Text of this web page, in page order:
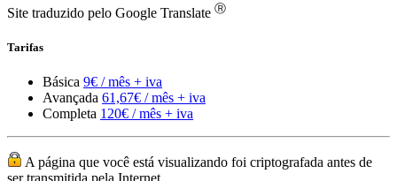
Site traduzido pelo Google Translate Ⓡ
Tarifas
Básica 9€ / mês + iva
Avançada 61,67€ / mês + iva
Completa 120€ / mês + iva
A página que você está visualizando foi criptografada antes de